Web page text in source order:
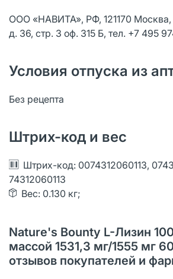
ООО «НАВИТА», РФ, 121170 Москва,
д. 36, стр. 3 оф. 315 Б, тел. +7 495
Условия отпуска из
Без рецепта
Штрих-код и вес
Штрих-код: 0074312060113,
74312060113
Вес: 0.130 кг;
Nature's Bounty L-Лизин
массой 1531,3 мг/1555 мг
отзывов покупателей и